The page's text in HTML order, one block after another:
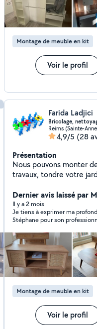
Montage de meuble en kit
Voir le profil
Farida Ladjici
Bricolage,
Reims (Sainte-
4,9/5 (28
Présentation
Nous pouvons monter
travaux, tondre votre
manutention, faire du
Avec un ami pour la
supplément. Farida et
Dernier avis laissé par
Il y a 2 mois
Je tiens à exprimer ma
Stéphane pour son
rendez-vous matinal le
de travail nocturnes, je tiens à
compréhension lorsque je l'ai
Je saisis cette occasion
cet incident n'ait pas été
honnêteté, je peux affirmer
sur laquelle vous pouvez
vivement, à 100%, à vous
entourage.
Montage de meuble en kit
Voir le profil